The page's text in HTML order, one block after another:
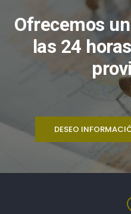
Ofrecemos
las 24
DESEO